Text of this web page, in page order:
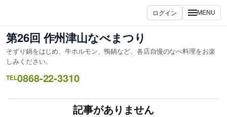
を
ス
キ
ッ
プ
ログイン MENU
第26回 作州津山なべまつり
そずり鍋をはじめ、牛ホルモン、鴨鍋など、各店自慢のなべ料理をお楽
しみください。
TEL0868-22-3310
記事がありません